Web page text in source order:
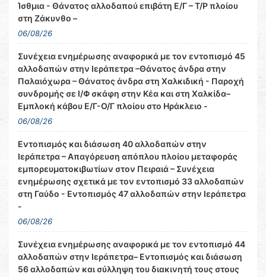
Ίσθμια - Θάνατος αλλοδαπού επιβάτη Ε/Γ – Τ/Ρ πλοίου
στη Ζάκυνθο –
06/08/26
Συνέχεια ενημέρωσης αναφορικά με τον εντοπισμό 45
αλλοδαπών στην Ιεράπετρα –Θάνατος άνδρα στην
Παλαιόχωρα – Θάνατος άνδρα στη Χαλκιδική - Παροχή
συνδρομής σε Ι/Φ σκάφη στην Κέα και στη Χαλκίδα–
Εμπλοκή κάβου Ε/Γ-Ο/Γ πλοίου στο Ηράκλειο -
06/08/26
Εντοπισμός και διάσωση 40 αλλοδαπών στην
Ιεράπετρα – Απαγόρευση απόπλου πλοίου μεταφοράς
εμπορευματοκιβωτίων στον Πειραιά – Συνέχεια
ενημέρωσης σχετικά με τον εντοπισμό 33 αλλοδαπών
στη Γαύδο - Εντοπισμός 47 αλλοδαπών στην Ιεράπετρα
-
06/08/26
Συνέχεια ενημέρωσης αναφορικά με τον εντοπισμό 44
αλλοδαπών στην Ιεράπετρα– Εντοπισμός και διάσωση
56 αλλοδαπών και σύλληψη του διακινητή τους στους